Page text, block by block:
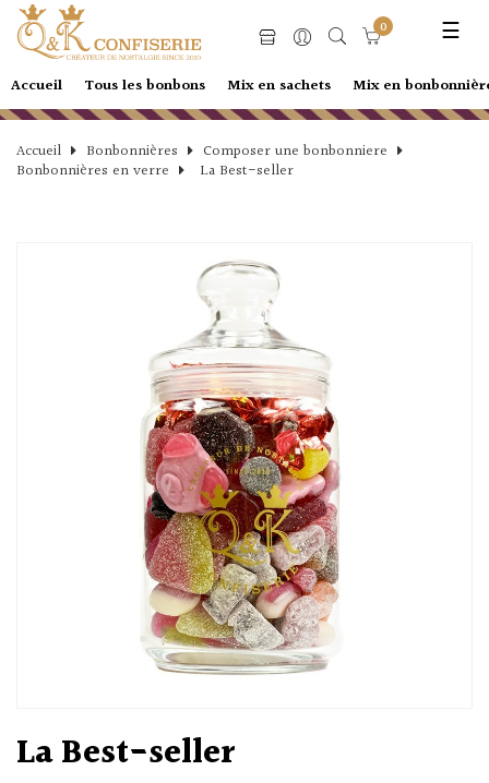
☰
0
Accueil Tous les bonbons Mix en sachets Mix en
Accueil Bonbonnières
Composer une bonbonniere
Bonbonnières en verre
La Best-seller
La Best-seller